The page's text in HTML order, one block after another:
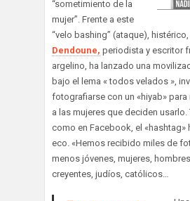
“sometimiento de la
mujer”. Frente a este
“velo bashing” (ataque), histérico,
Dendoune, periodista y escritor
argelino, ha lanzado una
bajo el lema « todos velados »,
fotografiarse con un «hiyab»
a las mujeres que deciden usarlo.
como en Facebook, el «hashtag»
eco. «Hemos recibido miles de
menos jóvenes, mujeres,
creyentes, judíos, católicos…